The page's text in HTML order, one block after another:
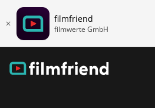
filmfriend
filmwerte GmbH